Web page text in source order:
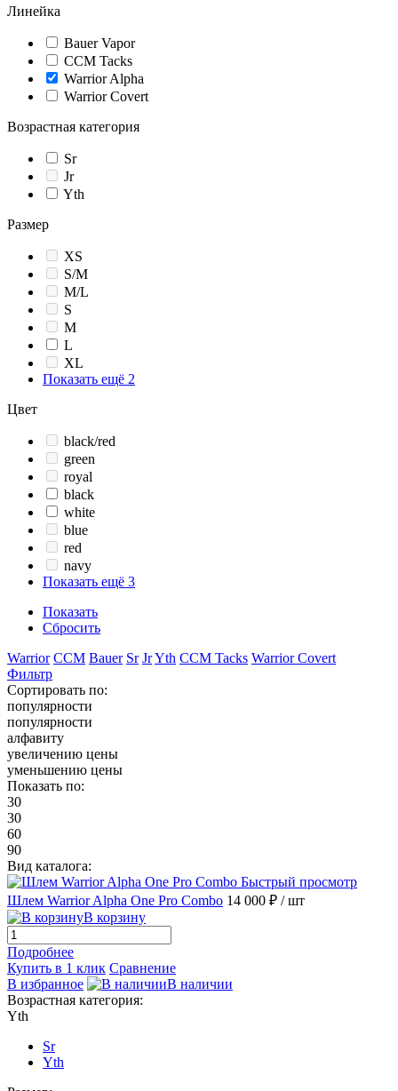
Линейка
Bauer Vapor
CCM Tacks
Warrior Alpha
Warrior Covert
Возрастная категория
Sr
Jr
Yth
Размер
XS
S/M
M/L
S
M
L
XL
Показать ещё 2
Цвет
black/red
green
royal
black
white
blue
red
navy
Показать ещё 3
Показать
Сбросить
Warrior CCM Bauer Sr JrYth CCM Tacks Warrior Covert
Фильтр
Сортировать по:
популярности
популярности
алфавиту
увеличению цены
уменьшению цены
Показать по:
30
30
60
90
Вид каталога:
Быстрый просмотр
Шлем Warrior Alpha One Pro Combo 14 000 ₽ / шт
В корзину
Подробнее
Купить в 1 клик Сравнение
В избранное
В наличии
Возрастная категория:
Yth
Sr
Yth